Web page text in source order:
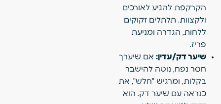
הקרקפת להגיע לאורכים
ולקצוות. תלתלים זקוקים
ללחות, הגדרה ומניעת
פריז.
שיער דק/עדין: אם שיערך
חסר נפח, נוטה להישבר
בקלות, ומרגיש "חלש", את
כנראה עם שיער דק. הוא